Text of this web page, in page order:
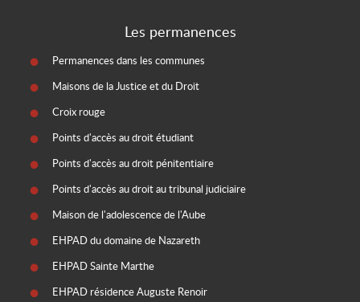
Les permanences
Permanences dans les communes
Maisons de la Justice et du Droit
Croix rouge
Points d'accès au droit étudiant
Points d'accès au droit pénitentiaire
Points d'accès au droit au tribunal judiciaire
Maison de l'adolescence de l'Aube
EHPAD du domaine de Nazareth
EHPAD Sainte Marthe
EHPAD résidence Auguste Renoir